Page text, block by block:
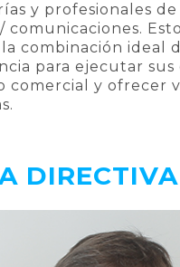
y profesionales de
comunicaciones.
combinación ideal
para ejecutar sus
comercial y ofrecer
DIRECTIVA